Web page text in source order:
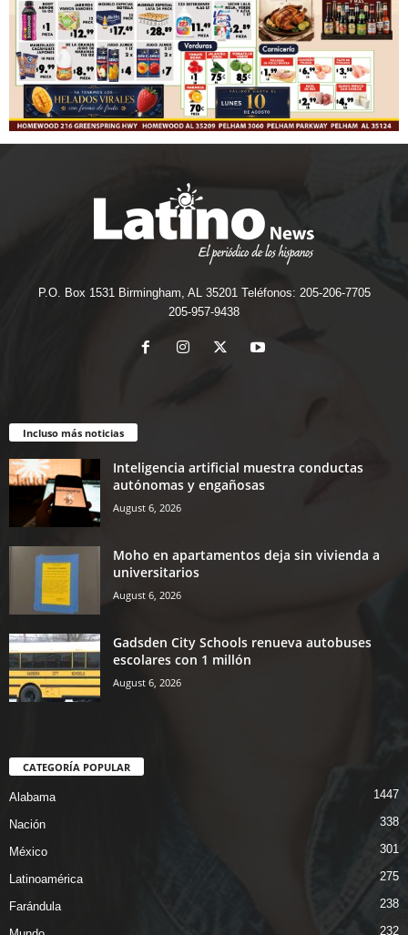
P.O. Box 1531 Birmingham, AL 35201 Teléfonos: 205-206-7705
205-957-9438
Incluso más noticias
Inteligencia artificial muestra conductas
autónomas y engañosas
August 6, 2026
Moho en apartamentos deja sin vivienda a
universitarios
August 6, 2026
Gadsden City Schools renueva autobuses
escolares con 1 millón
August 6, 2026
CATEGORÍA POPULAR
Alabama 1447
Nación 338
México 301
Latinoamérica 275
Farándula 238
232